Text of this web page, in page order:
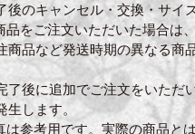
のキャンセル・交換・サイ
をご注文いただいた場合は
商品など発送時期の異なる商
後に追加でご注文をいただ
生します。
参考用です。実際の商品と